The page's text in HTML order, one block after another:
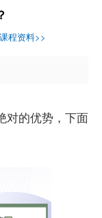
程资料>>
对的优势，下面